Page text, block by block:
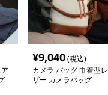
¥9,040(税込)
カメラ バッグ 巾着型レ
ザー カメラバッグ